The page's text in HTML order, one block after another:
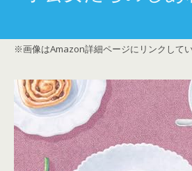
※画像はAmazon詳細ページにリンクして